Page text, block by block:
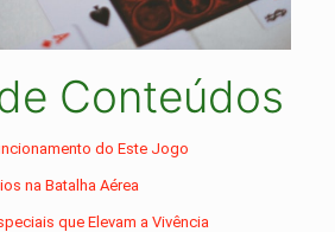
Conteúdos
do Este Jogo
na Batalha Aérea
que Elevam a Vivência